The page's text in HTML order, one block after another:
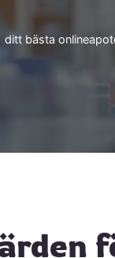
ditt bästa